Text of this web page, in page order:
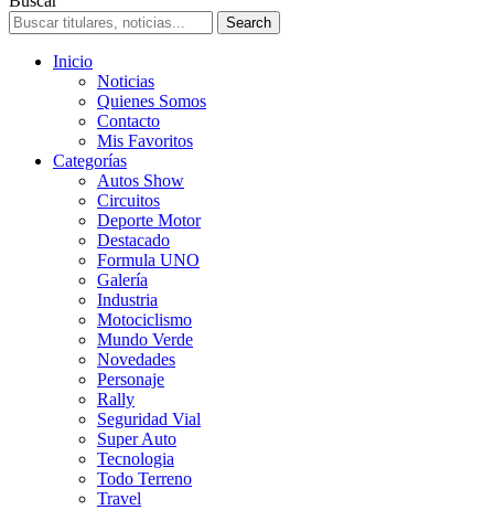
Inicio
Noticias
Quienes Somos
Contacto
Mis Favoritos
Categorías
Autos Show
Circuitos
Deporte Motor
Destacado
Formula UNO
Galería
Industria
Motociclismo
Mundo Verde
Novedades
Personaje
Rally
Seguridad Vial
Super Auto
Tecnologia
Todo Terreno
Travel